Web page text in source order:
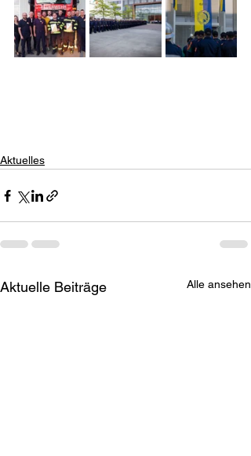
Aktuelles
Aktuelle Beiträge Alle ansehen